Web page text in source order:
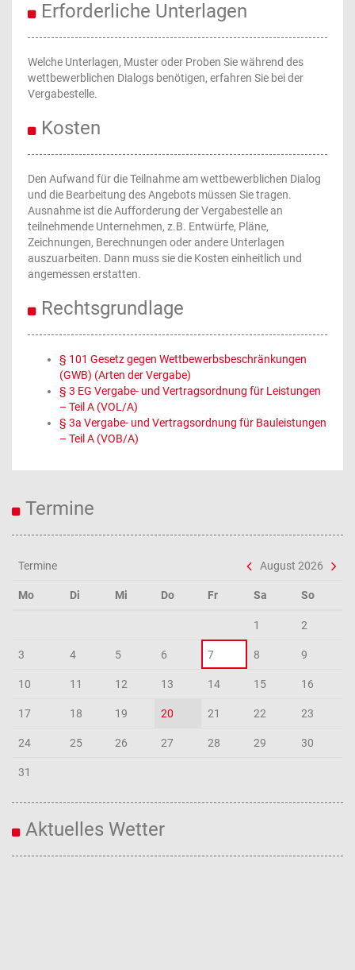
Erforderliche Unterlagen
Welche Unterlagen, Muster oder Proben Sie während des
wettbewerblichen Dialogs benötigen, erfahren Sie bei der
Vergabestelle.
Kosten
Den Aufwand für die Teilnahme am wettbewerblichen Dialog
und die Bearbeitung des Angebots müssen Sie tragen.
Ausnahme ist die Aufforderung der Vergabestelle an
teilnehmende Unternehmen, z.B. Entwürfe, Pläne,
Zeichnungen, Berechnungen oder andere Unterlagen
auszuarbeiten. Dann muss sie die Kosten einheitlich und
angemessen erstatten.
Rechtsgrundlage
§ 101 Gesetz gegen Wettbewerbsbeschränkungen
(GWB) (Arten der Vergabe)
§ 3 EG Vergabe- und Vertragsordnung für Leistungen
– Teil A (VOL/A)
§ 3a Vergabe- und Vertragsordnung für Bauleistungen
– Teil A (VOB/A)
Termine
Termine August 2026
Mo Di Mi Do Fr Sa So
1 2
3 4 5 6 7 8 9
10 11 12 13 14 15 16
17 18 19 20 21 22 23
24 25 26 27 28 29 30
31
Aktuelles Wetter